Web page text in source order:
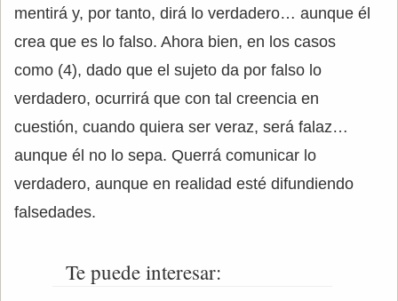
mentirá y, por tanto, dirá lo verdadero… aunque él
crea que es lo falso. Ahora bien, en los casos
como (4), dado que el sujeto da por falso lo
verdadero, ocurrirá que con tal creencia en
cuestión, cuando quiera ser veraz, será falaz…
aunque él no lo sepa. Querrá comunicar lo
verdadero, aunque en realidad esté difundiendo
falsedades.
Te puede interesar: